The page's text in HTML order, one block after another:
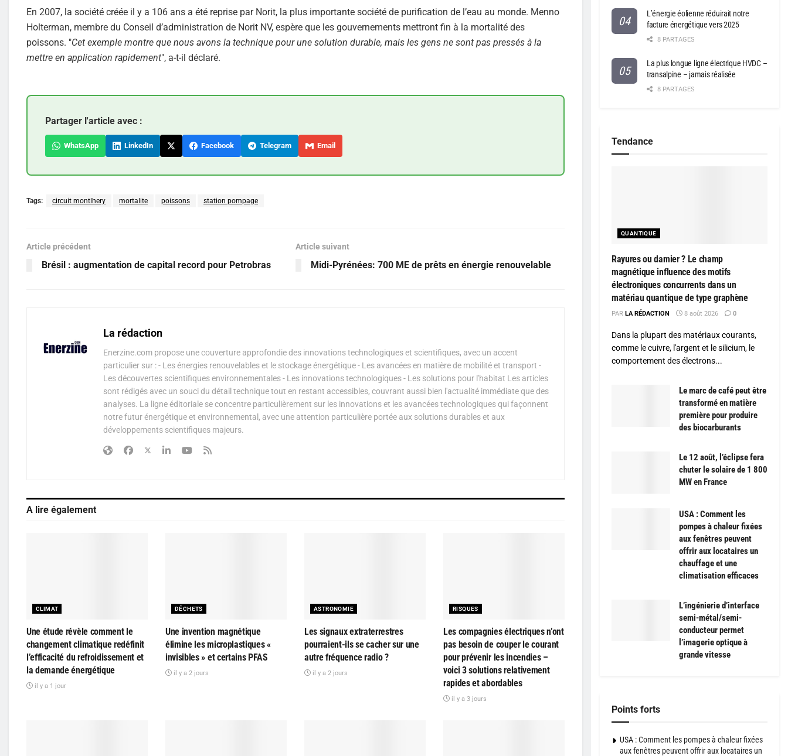
En 2007, la société créée il y a 106 ans a été reprise par Norit, la plus importante société de purification de l’eau au monde. Menno
Holterman, membre du Conseil d’administration de Norit NV, espère que les gouvernements mettront fin à la mortalité des
poissons. "Cet exemple montre que nous avons la technique pour une solution durable, mais les gens ne sont pas pressés à la
mettre en application rapidement", a-t-il déclaré.
Partager l'article avec :
WhatsApp LinkedIn Facebook Telegram Email
Tags: circuit montlhery mortalite poissons station pompage
Article précédent
Brésil : augmentation de capital record pour Petrobras
Article suivant
Midi-Pyrénées: 700 ME de prêts en énergie renouvelable
La rédaction
Enerzine.com propose une couverture approfondie des innovations technologiques et scientifiques, avec un accent
particulier sur : - Les énergies renouvelables et le stockage énergétique - Les avancées en matière de mobilité et transport -
Les découvertes scientifiques environnementales - Les innovations technologiques - Les solutions pour l'habitat Les articles
sont rédigés avec un souci du détail technique tout en restant accessibles, couvrant aussi bien l'actualité immédiate que des
analyses. La ligne éditoriale se concentre particulièrement sur les innovations et les avancées technologiques qui façonnent
notre futur énergétique et environnemental, avec une attention particulière portée aux solutions durables et aux
développements scientifiques majeurs.
A lire également
CLIMAT
Une étude révèle comment le
changement climatique redéfinit
l’efficacité du refroidissement et
la demande énergétique
il y a 1 jour
DÉCHETS
Une invention magnétique
élimine les microplastiques «
invisibles » et certains PFAS
il y a 2 jours
ASTRONOMIE
Les signaux extraterrestres
pourraient-ils se cacher sur une
autre fréquence radio ?
il y a 2 jours
RISQUES
Les compagnies électriques n’ont
pas besoin de couper le courant
pour prévenir les incendies –
voici 3 solutions relativement
rapides et abordables
il y a 3 jours
L’énergie éolienne réduirait notre
facture énergétique vers 2025
8 PARTAGES
La plus longue ligne électrique HVDC –
transalpine – jamais réalisée
8 PARTAGES
Tendance
QUANTIQUE
Rayures ou damier ? Le champ
magnétique influence des motifs
électroniques concurrents dans un
matériau quantique de type graphène
PAR LA RÉDACTION 8 août 2026 0
Dans la plupart des matériaux courants,
comme le cuivre, l'argent et le silicium, le
comportement des électrons...
Le marc de café peut être
transformé en matière
première pour produire
des biocarburants
Le 12 août, l’éclipse fera
chuter le solaire de 1 800
MW en France
USA : Comment les
pompes à chaleur fixées
aux fenêtres peuvent
offrir aux locataires un
chauffage et une
climatisation efficaces
L’ingénierie d’interface
semi-métal/semi-
conducteur permet
l’imagerie optique à
grande vitesse
Points forts
USA : Comment les pompes à chaleur fixées
aux fenêtres peuvent offrir aux locataires un